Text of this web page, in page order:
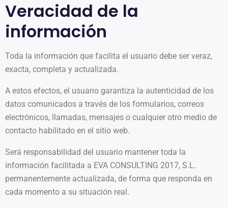
Veracidad de la
información
Toda la información que facilita el usuario debe ser veraz,
exacta, completa y actualizada.
A estos efectos, el usuario garantiza la autenticidad de los
datos comunicados a través de los formularios, correos
electrónicos, llamadas, mensajes o cualquier otro medio de
contacto habilitado en el sitio web.
Será responsabilidad del usuario mantener toda la
información facilitada a EVA CONSULTING 2017, S.L.
permanentemente actualizada, de forma que responda en
cada momento a su situación real.